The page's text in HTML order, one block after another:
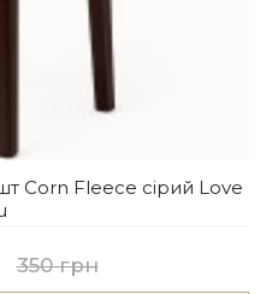
Corn Fleece сірий Love
350 грн